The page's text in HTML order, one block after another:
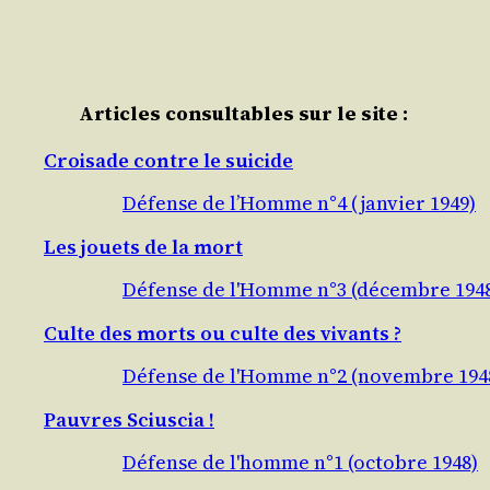
Articles consultables sur le site :
Croisade contre le suicide
Défense de l’Homme n°4 (janvier 1949)
Les jouets de la mort
Défense de l'Homme n°3 (décembre
Culte des morts ou culte des vivants ?
Défense de l'Homme n°2 (novembre
Pauvres Sciuscia !
Défense de l'homme n°1 (octobre 1948)